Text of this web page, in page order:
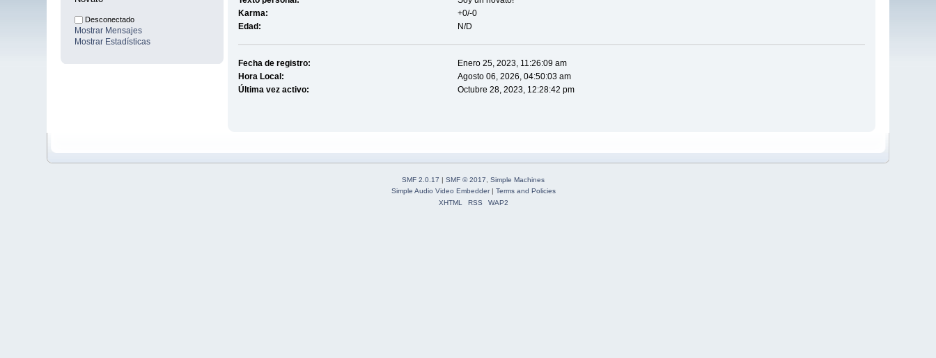
Desconectado
Mostrar Mensajes
Mostrar Estadísticas
Karma:
+0/-0
Edad:
N/D
Fecha de registro:
Enero 25, 2023, 11:26:09 am
Hora Local:
Agosto 06, 2026, 04:50:03 am
Última vez activo:
Octubre 28, 2023, 12:28:42 pm
SMF 2.0.17 | SMF © 2017, Simple Machines
Simple Audio Video Embedder| Terms and Policies
XHTML
RSS WAP2